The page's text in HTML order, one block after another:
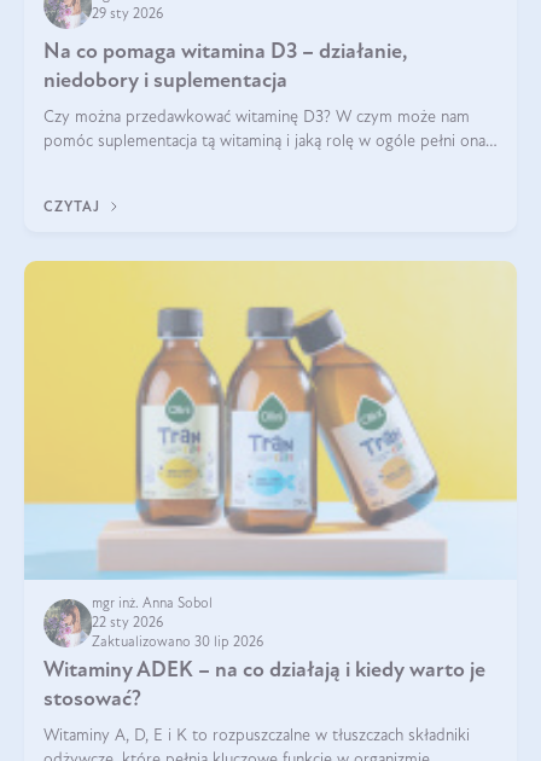
29 sty 2026
Na co pomaga witamina D3 – działanie,
niedobory i suplementacja
Czy można przedawkować witaminę D3? W czym może nam
pomóc suplementacja tą witaminą i jaką rolę w ogóle pełni ona
robić?
CZYTAJ
mgr inż. Anna Sobol
22 sty 2026
Zaktualizowano 30 lip 2026
Witaminy ADEK – na co działają i kiedy warto je
stosować?
Witaminy A, D, E i K to rozpuszczalne w tłuszczach składniki